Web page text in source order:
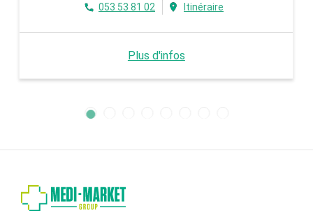
053 53 81 02 Itinéraire
Plus d'infos